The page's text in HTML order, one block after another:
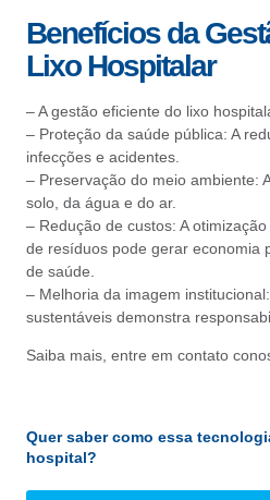
Benefícios da
Lixo Hospitalar
– A gestão eficiente do lixo
– Proteção da saúde pública: A
infecções e acidentes.
– Preservação do meio ambiente:
solo, da água e do ar.
– Redução de custos: A
de resíduos pode gerar economia
de saúde.
– Melhoria da imagem
sustentáveis demonstra
Saiba mais, entre em contato
Quer saber como essa
hospital?